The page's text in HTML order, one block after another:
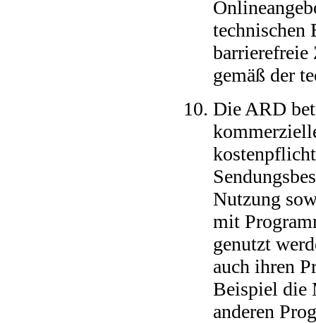
technischen
barrierefreie
gemäß der
Die ARD
Nutzung
mit
genutzt
auch ihren
Beispiel die
anderen